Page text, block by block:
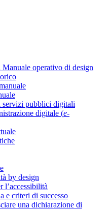
Manuale operativo di design
servizi pubblici digitali
digitale (e-
by design
l’accessibilità
e criteri di successo
una dichiarazione di